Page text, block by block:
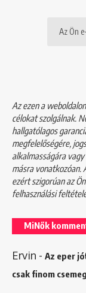
Az ezen a
célokat szolgálnak.
hallgatólagos
megfelelőségére,
alkalmasságára
másra vonatkozóan.
ezért szigorúan az
felhasználási
MiNők
Ervin - Az eper
csak finom